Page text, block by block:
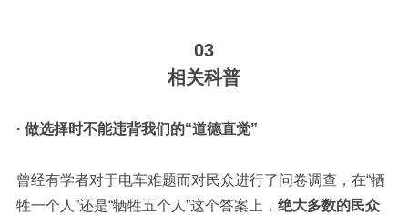
03
相关科普
· 做选择时不能违背我们的“道德直觉”
曾经有学者对于电车难题而对民众进行了问卷调查，在“牺
牲一个人”还是“牺牲五个人”这个答案上， 绝大多数的民众